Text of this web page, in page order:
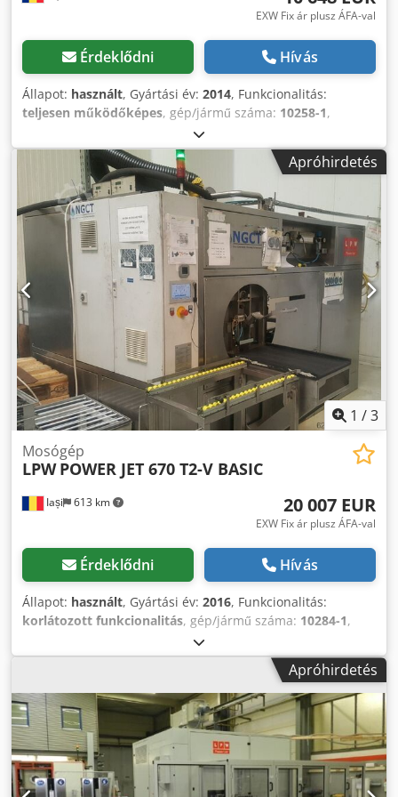
EXW Fix ár plusz ÁFA-val
Érdeklődni Hívás
Állapot: használt, Gyártási év: 2014, Funkcionalitás:
teljesen működőképes, gép/jármű száma: 10258-1,
Műszaki jellemzők: # Hasznos teherbírás: Kosár mérete
180x170 mm, magasság kb. 150 mm # Tartálykapacitás: 1
db 775 l-es tartály # Mosókamra kapacitás: 790 l #
Szállítószalag sebessége: kb. 0,4 m/perc # Átlagos
rakomány súlya kb. 50 kg; maximális 100 kg # Géptömeg: 4
500 kg Elektromos felszereltség # Üzemi feszültség: 400V
háromfázisú # Csatlakozási teljesítmény: 35 kW / névleges
áramerősség 65A Méret # Gép méretei (HxSzxM): 4 000 × 2
000 × 2 000 mm A berendezés tartalma: # Fő gép LPW, kézi
be- és kirakodás (berakodási magasság kb. 930 mm) #
HÁROMSZINTŰ SZEPARÁTOR kb. 100 l/h olajleválasztáshoz
Dwjdpfx Acjxxkk Iotoa # Teljesítmény: Permetnyomás max.
5,0 bar Gép állapota: MŰKÖDŐ
Apróhirdetés
1 /3
Iași 613 km
Mosógép
LPW POWER JET 670 T2-V BASIC
20 007 EUR
EXW Fix ár plusz ÁFA-val
Érdeklődni Hívás
Állapot: használt, Gyártási év: 2016, Funkcionalitás:
korlátozott funkcionalitás, gép/jármű száma: 10284-1,
Műszaki jellemzők: # Hasznos teherbírás: Kosár mérete
670×480×300 mm # Tartálykapacitás: 2 tartály (600L + 300L)
# Mosókamra kapacitás: 830 L # Ultrahangos berendezés:
3000 W, 25 kHz # Átlagos terhelési súly: kb. 50 kg;
maximális 100 kg # Gép tömege: 3000 kg Elektromos
felszereltség # Üzemi feszültség: 400V (3 fázis) #
Csatlakozási teljesítmény: 53 kW / névleges áram 98A
Méretek Dwjdpfjxw Tg Nex Actoa # Gép mérete (H×Sz×M):
2000 × 2500 × 2500 mm A felszerelés tartalmazza: #
Apróhirdetés